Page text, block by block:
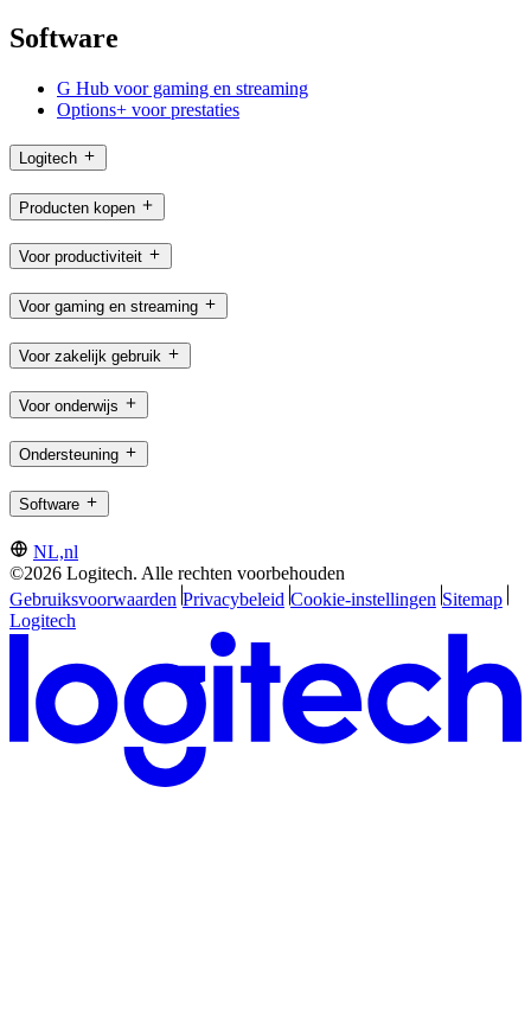
Software
G Hub voor gaming en streaming
Options+ voor prestaties
Logitech
Producten kopen
Voor productiviteit
Voor gaming en streaming
Voor zakelijk gebruik
Voor onderwijs
Ondersteuning
Software
NL,nl
©2026 Logitech. Alle rechten voorbehouden
Gebruiksvoorwaarden Privacybeleid Cookie-instellingen Sitemap
Logitech